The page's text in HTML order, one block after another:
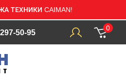
ТЕХНИКИ CAIMAN!
50-95
0